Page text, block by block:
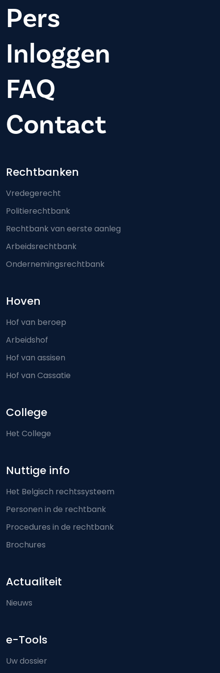
Pers
Inloggen
FAQ
Contact
Footer-menu
Rechtbanken
Vredegerecht
Politierechtbank
Rechtbank van eerste aanleg
Arbeidsrechtbank
Ondernemingsrechtbank
Hoven
Hof van beroep
Arbeidshof
Hof van assisen
Hof van Cassatie
College
Het College
Nuttige info
Het Belgisch rechtssysteem
Personen in de rechtbank
Procedures in de rechtbank
Brochures
Actualiteit
Nieuws
e-Tools
Uw dossier